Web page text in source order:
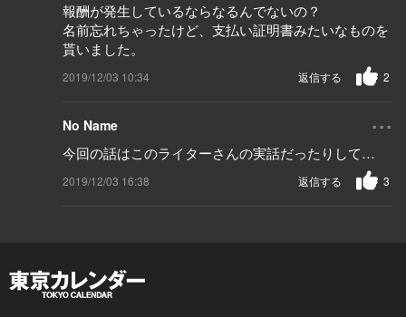
報酬が発生しているならなるんでないの？
名前忘れちゃったけど、支払い証明書みたいなものを
貰いました。
2019/12/03 10:34 2
返信する
No Name ...
今回の話はこのライターさんの実話だったりして…
2019/12/03 16:38 3
返信する